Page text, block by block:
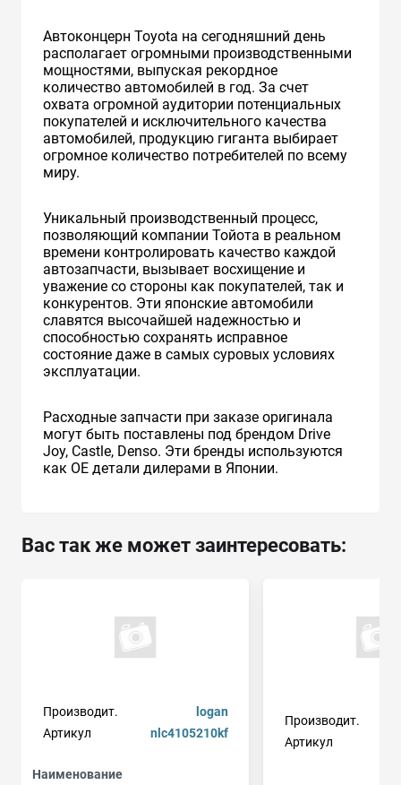
Автоконцерн Toyota на сегодняшний день
располагает огромными производственными
мощностями, выпуская рекордное
количество автомобилей в год. За счет
охвата огромной аудитории потенциальных
покупателей и исключительного качества
автомобилей, продукцию гиганта выбирает
огромное количество потребителей по всему
миру.
Уникальный производственный процесс,
позволяющий компании Тойота в реальном
времени контролировать качество каждой
автозапчасти, вызывает восхищение и
уважение со стороны как покупателей, так и
конкурентов. Эти японские автомобили
славятся высочайшей надежностью и
способностью сохранять исправное
состояние даже в самых суровых условиях
эксплуатации.
Расходные запчасти при заказе оригинала
могут быть поставлены под брендом Drive
Joy, Castle, Denso. Эти бренды используются
как ОЕ детали дилерами в Японии.
Вас так же может заинтересовать:
Производит.
logan
Артикул
nlc4105210kf
Наименование
Производит.
Артикул